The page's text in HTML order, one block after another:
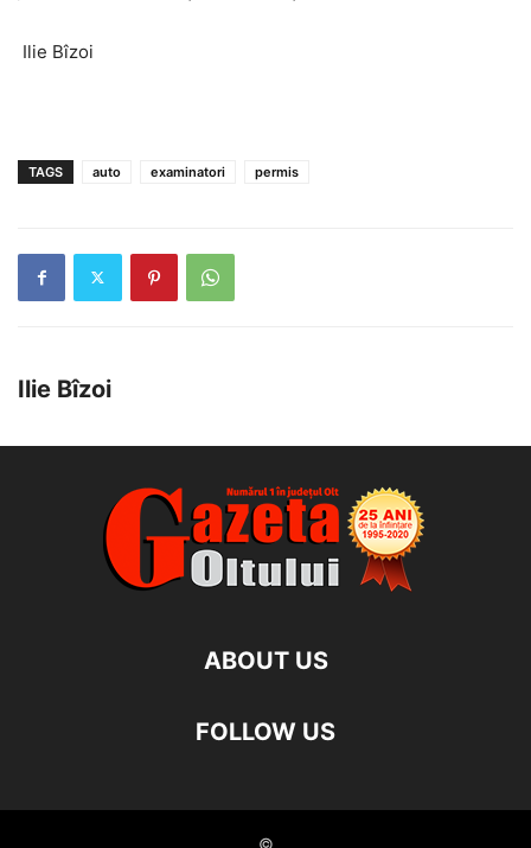
Ilie Bîzoi
TAGS auto examinatori permis
Ilie Bîzoi
ABOUT US
FOLLOW US
©